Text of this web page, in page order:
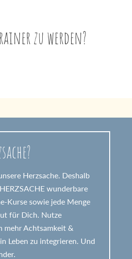
zu werden?
Herzsache. Deshalb
wunderbare
Kurse sowie jede Menge
für Dich. Nutze
mehr Achtsamkeit &
Leben zu integrieren. Und